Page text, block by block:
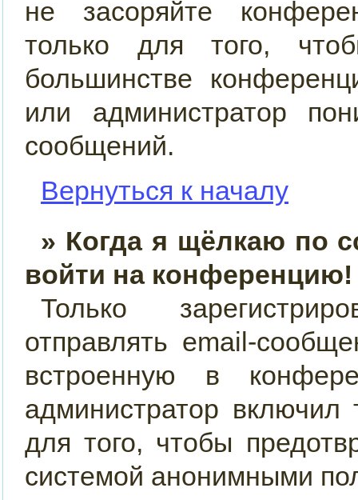
не засоряйте
только для того,
большинстве
или администратор
сообщений.
Вернуться к началу
» Когда я щёлкаю по
войти на конференцию!
Только
отправлять email-
встроенную в
администратор
для того, чтобы
системой анонимными